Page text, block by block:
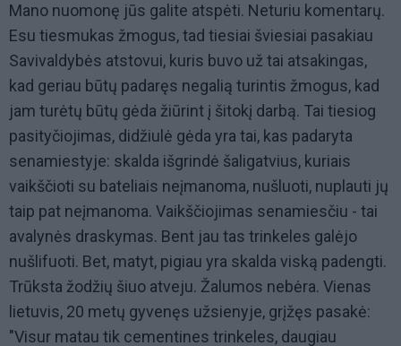
Mano nuomonę jūs galite atspėti. Neturiu komentarų.
Esu tiesmukas žmogus, tad tiesiai šviesiai pasakiau
Savivaldybės atstovui, kuris buvo už tai atsakingas,
kad geriau būtų padaręs negalią turintis žmogus, kad
jam turėtų būtų gėda žiūrint į šitokį darbą. Tai tiesiog
pasityčiojimas, didžiulė gėda yra tai, kas padaryta
senamiestyje: skalda išgrindė šaligatvius, kuriais
vaikščioti su bateliais neįmanoma, nušluoti, nuplauti jų
taip pat neįmanoma. Vaikščiojimas senamiesčiu - tai
avalynės draskymas. Bent jau tas trinkeles galėjo
nušlifuoti. Bet, matyt, pigiau yra skalda viską padengti.
Trūksta žodžių šiuo atveju. Žalumos nebėra. Vienas
lietuvis, 20 metų gyvenęs užsienyje, grįžęs pasakė:
"Visur matau tik cementines trinkeles, daugiau